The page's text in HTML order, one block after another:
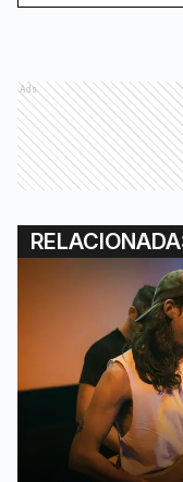
Ads